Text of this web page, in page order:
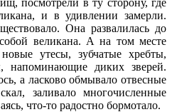
и в удивлении замерли.
Она развалилась до
великана. А на том месте
утесы, зубчатые хребты,
напоминающие диких зверей.
а ласково обмывало отвесные
заливало многочисленные
что-то радостно бормотало.